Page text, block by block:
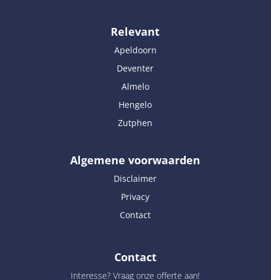
Relevant
Apeldoorn
Deventer
Almelo
Hengelo
Zutphen
Algemene voorwaarden
Disclaimer
Privacy
Contact
Contact
Interesse? Vraag onze offerte aan!